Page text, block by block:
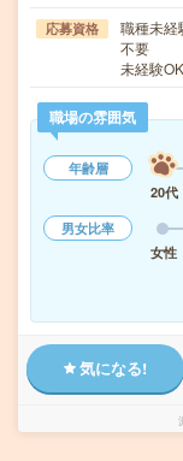
応募資格
職種未経
不要
未経験
職場の雰囲気
年齢層
20代
男女比率
女性
気になる!